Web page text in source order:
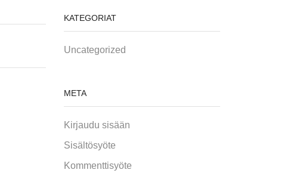
KATEGORIAT
Uncategorized
META
Kirjaudu sisään
Sisältösyöte
Kommenttisyöte